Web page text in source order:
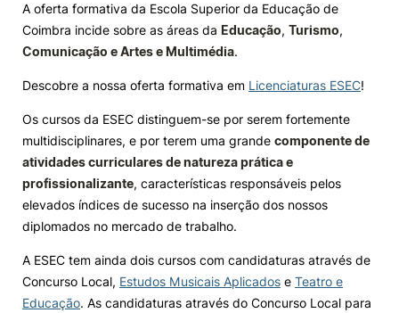
Elogio / Sugestão / Reclamação Contactos
©2026 Instituto Politécnico de Coimbra. Todos os direitos reservados.
A oferta formativa da Escola Superior da Educação de
Coimbra incide sobre as áreas da Educação, Turismo,
Comunicação e Artes e Multimédia.
Descobre a nossa oferta formativa em Licenciaturas ESEC!
Os cursos da ESEC distinguem-se por serem fortemente
multidisciplinares, e por terem uma grande componente de
atividades curriculares de natureza prática e
profissionalizante, características responsáveis pelos
elevados índices de sucesso na inserção dos nossos
diplomados no mercado de trabalho.
A ESEC tem ainda dois cursos com candidaturas através de
Concurso Local, Estudos Musicais Aplicados e Teatro e
Educação. As candidaturas através do Concurso Local para